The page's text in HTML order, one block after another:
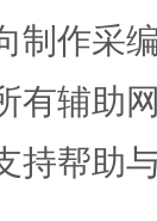
博鳌关键词
制作采
有辅助
持帮助